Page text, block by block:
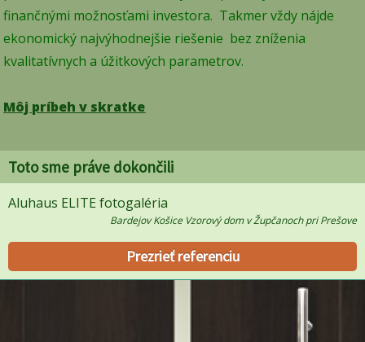
finančnými možnosťami investora. Takmer vždy nájde
ekonomický najvýhodnejšie riešenie bez zníženia
kvalitatívnych a úžitkových parametrov.
Môj príbeh v skratke
Toto sme práve dokončili
Aluhaus ELITE fotogaléria
Bardejov Košice Vzorový dom v Župčanoch pri Prešove
Prezrieť referenciu